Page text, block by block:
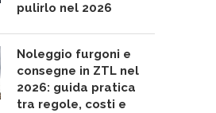
pulirlo nel 2026
Noleggio furgoni e
consegne in ZTL nel
2026: guida pratica
tra regole, costi e